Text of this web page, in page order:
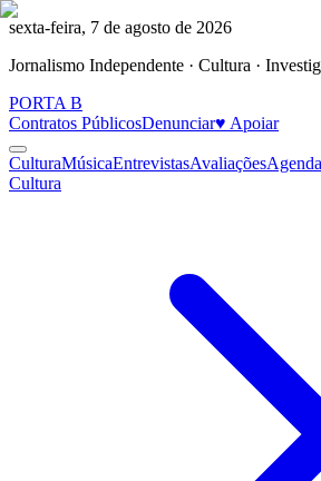
sexta-feira, 7 de agosto de 2026
Jornalismo Independente · Cultura ·
PORTA B
Contratos PúblicosDenunciar♥ Apoiar
CulturaMúsicaEntrevistasAvaliaçõesAgenda
Cultura